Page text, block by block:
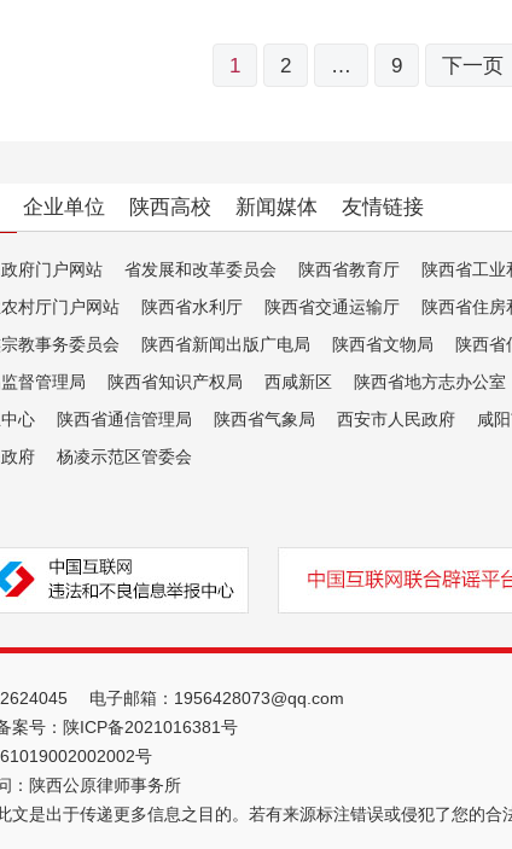
1 2 … 9 下一页
企业单位 陕西高校 新闻媒体 友情链接
府门户网站 省发展和改革委员会 陕西省教育厅 陕西省工业
村厅门户网站
陕西省水利厅 陕西省交通运输厅 陕西省住
教事务委员会
陕西省新闻出版广电局 陕西省文物局 陕西省
督管理局
陕西省知识产权局 西咸新区 陕西省地方志办公室
心
陕西省通信管理局 陕西省气象局 西安市人民政府 咸
府
杨凌示范区管委会
电子邮箱：1956428073@qq.com
案号： 陕ICP备2021016381号
号
：陕西公原律师事务所
文是出于传递更多信息之目的。若有来源标注错误或侵犯了您的合